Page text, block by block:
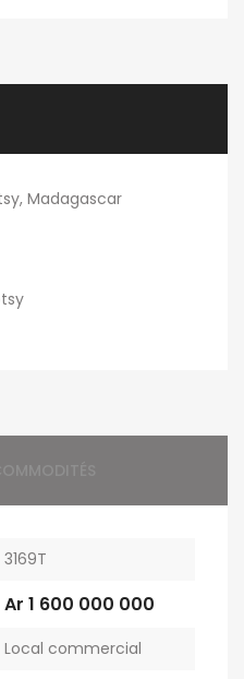
Madagascar
3169T
Ar 1 600 000 000
Local commercial